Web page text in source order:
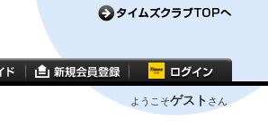
ようこそゲスト さん